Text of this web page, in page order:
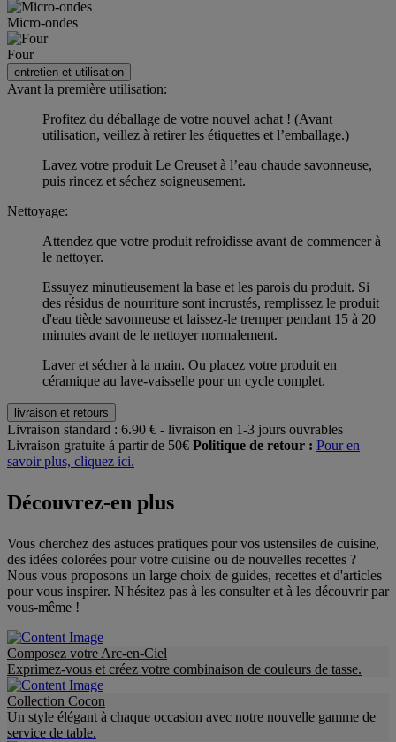
Micro-ondes
Four
entretien et utilisation
Avant la première utilisation:
Profitez du déballage de votre nouvel achat ! (Avant
utilisation, veillez à retirer les étiquettes et l’emballage.)
Lavez votre produit Le Creuset à l’eau chaude savonneuse,
puis rincez et séchez soigneusement.
Nettoyage:
Attendez que votre produit refroidisse avant de commencer à
le nettoyer.
Essuyez minutieusement la base et les parois du produit. Si
des résidus de nourriture sont incrustés, remplissez le produit
d'eau tiède savonneuse et laissez-le tremper pendant 15 à 20
minutes avant de le nettoyer normalement.
Laver et sécher à la main. Ou placez votre produit en
céramique au lave-vaisselle pour un cycle complet.
livraison et retours
Livraison standard : 6.90 € - livraison en 1-3 jours ouvrables
Livraison gratuite á partir de 50€ Politique de retour : Pour en
savoir plus, cliquez ici.
Découvrez-en plus
Vous cherchez des astuces pratiques pour vos ustensiles de cuisine,
des idées colorées pour votre cuisine ou de nouvelles recettes ?
Nous vous proposons un large choix de guides, recettes et d'articles
pour vous inspirer. N'hésitez pas à les consulter et à les découvrir par
vous-même !
Composez votre Arc-en-Ciel
Exprimez-vous et créez votre combinaison de couleurs de tasse.
Collection Cocon
Un style élégant à chaque occasion avec notre nouvelle gamme de
service de table.